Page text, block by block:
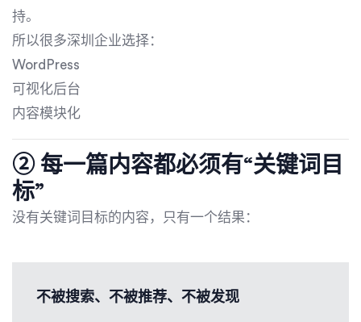
持。
所以很多深圳企业选择：
WordPress
可视化后台
内容模块化
② 每一篇内容都必须有“关键词目
标”
没有关键词目标的内容，只有一个结果：
不被搜索、不被推荐、不被发现